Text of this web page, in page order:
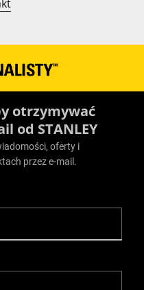
otrzymywać
od STANLEY
oferty i
przez e-mail.